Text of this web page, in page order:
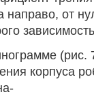
направо, от
(рис.
корпуса